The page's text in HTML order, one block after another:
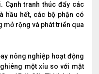
Cạnh tranh thúc đẩy các
hầu hết, các bộ phận có
mở rộng và phát triển qua
nông nghiệp hoạt động
một xíu so với mặt